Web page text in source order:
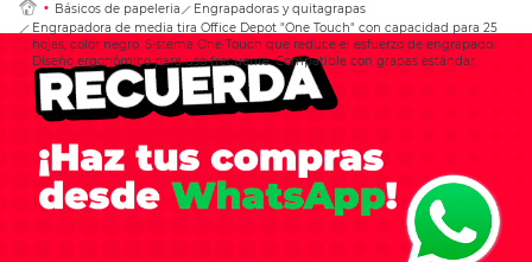
Básicos de papeleria
Engrapadoras y quitagrapas
Engrapadora de media tira Office Depot "One Touch" con capacidad para 25
hojas, color negro. Sistema One Touch que reduce el esfuerzo de engrapado.
Diseño ergonómico para uso frecuente. Compatible con grapas estándar.